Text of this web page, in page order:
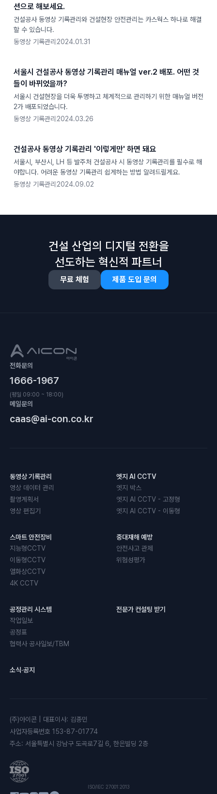
션으로 해보세요.
건설공사 동영상 기록관리와 건설현장 안전관리는 카스웍스 하나로 해결
할 수 있습니다.
동영상 기록관리 2024.01.31
서울시 건설공사 동영상 기록관리 매뉴얼 ver.2 배포. 어떤 것
들이 바뀌었을까?
서울시 건설현장을 더욱 투명하고 체계적으로 관리하기 위한 매뉴얼 버전
2가 배포되었습니다.
동영상 기록관리 2024.03.26
건설공사 동영상 기록관리 '이렇게만' 하면 돼요
서울시, 부산시, LH 등 발주처 건설공사 시 동영상 기록관리를 필수로 해
야합니다. 어려운 동영상 기록관리 쉽게하는 방법 알려드릴게요.
동영상 기록관리 2024.09.02
건설 산업의 디지털 전환을
선도하는 혁신적 파트너
무료 체험 제품 도입 문의
전화문의
1666-1967
(평일 09:00 ~ 18:00)
메일문의
caas@ai-con.co.kr
동영상 기록관리
영상 데이터 관리
촬영계획서
영상 편집기
엣지 AI CCTV
엣지 박스
엣지 AI CCTV - 고정형
엣지 AI CCTV - 이동형
스마트 안전장비
지능형CCTV
이동형CCTV
열화상CCTV
4K CCTV
중대재해 예방
안전사고 관제
위험성평가
공정관리 시스템
작업일보
공정표
협력사 공사일보/TBM
전문가 컨설팅 받기
소식·공지
(주)아이콘 대표이사: 김종민
사업자등록번호 153-87-01774
주소: 서울특별시 강남구 도곡로7길 6, 한은빌딩 2층
ISO/IEC 27001:2013